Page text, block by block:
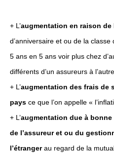
+ L’augmentation en raison de
d’anniversaire et ou de la classe
5 ans en 5 ans voir plus chez
différents d’un assureurs à
+ L’augmentation des frais de
pays ce que l’on appelle «
+ L’augmentation due à
de l’assureur et ou du
l’étrangerau regard de la